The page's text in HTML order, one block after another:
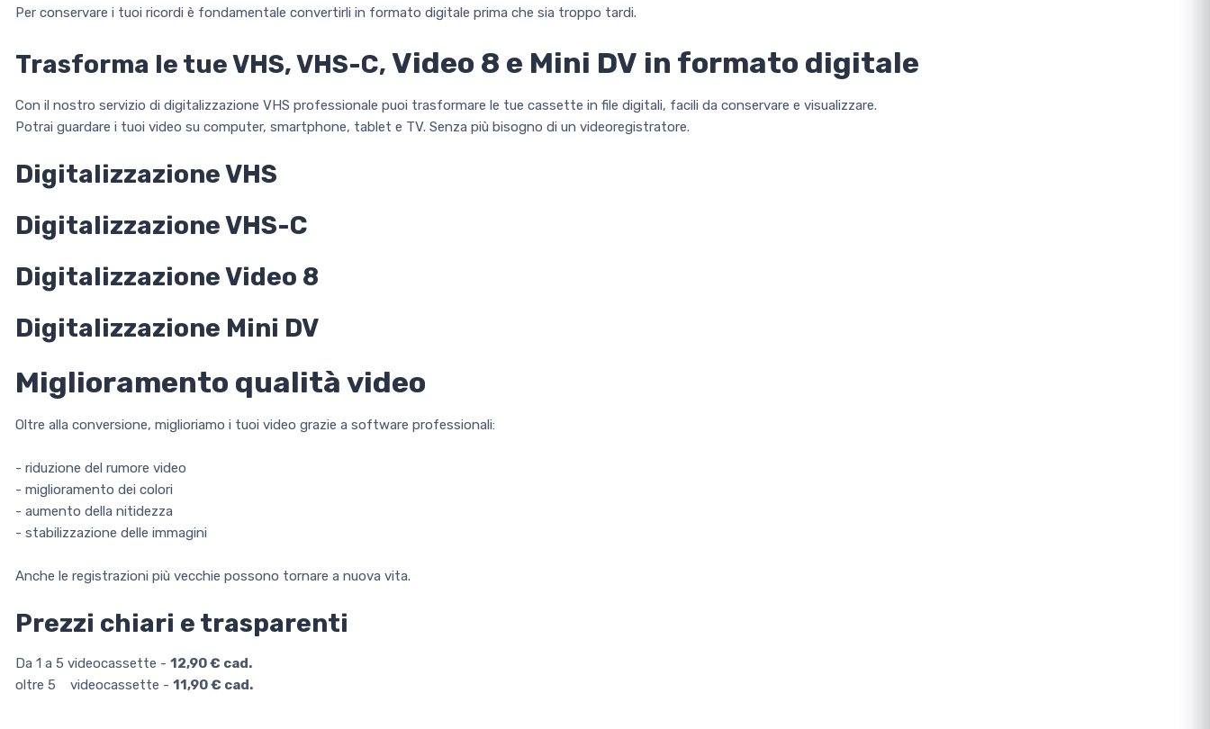
Per conservare i tuoi ricordi è fondamentale convertirli in formato digitale prima che sia troppo tardi.
Trasforma le tue VHS, VHS-C, Video 8 e Mini DV in formato digitale
Con il nostro servizio di digitalizzazione VHS professionale puoi trasformare le tue cassette in file digitali, facili da conservare e visualizzare.
Potrai guardare i tuoi video su computer, smartphone, tablet e TV. Senza più bisogno di un videoregistratore.
Digitalizzazione VHS
Digitalizzazione VHS-C
Digitalizzazione Video 8
Digitalizzazione Mini DV
Miglioramento qualità video
Oltre alla conversione, miglioriamo i tuoi video grazie a software professionali:
- riduzione del rumore video
- miglioramento dei colori
- aumento della nitidezza
- stabilizzazione delle immagini
Anche le registrazioni più vecchie possono tornare a nuova vita.
Prezzi chiari e trasparenti
Da 1 a 5 videocassette - 12,90 € cad.
oltre 5 videocassette - 11,90 € cad.